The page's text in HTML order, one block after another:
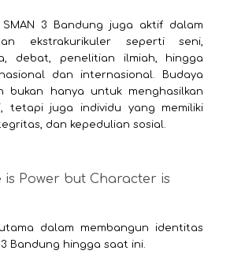
SMAN 3 Bandung juga aktif dalam
ekstrakurikuler seperti seni,
debat, penelitian ilmiah, hingga
dan internasional. Budaya
bukan hanya untuk menghasilkan
tetapi juga individu yang memiliki
dan kepedulian sosial.
is Power but Character is
dalam membangun identitas
Bandung hingga saat ini.